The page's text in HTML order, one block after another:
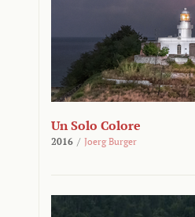
Un Solo Colore
2016 / Joerg Burger